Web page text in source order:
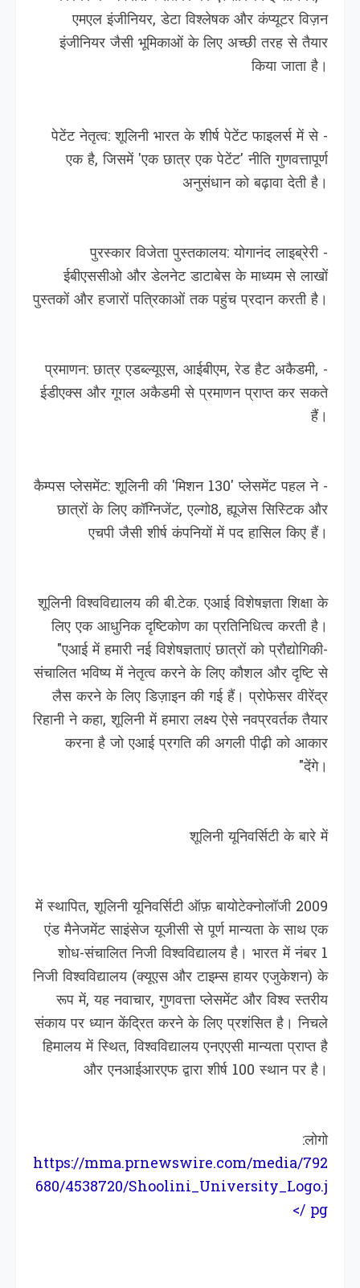
एमएल इंजीनियर, डेटा विश्लेषक और कंप्यूटर विज़न
इंजीनियर जैसी भूमिकाओं के लिए अच्छी तरह से तैयार
किया जाता है।
- पेटेंट नेतृत्व: शूलिनी भारत के शीर्ष पेटेंट फाइलर्स में से
एक है, जिसमें 'एक छात्र एक पेटेंट' नीति गुणवत्तापूर्ण
अनुसंधान को बढ़ावा देती है।
- पुरस्कार विजेता पुस्तकालय: योगानंद लाइब्रेरी
ईबीएससीओ और डेलनेट डाटाबेस के माध्यम से लाखों
पुस्तकों और हजारों पत्रिकाओं तक पहुंच प्रदान करती है।
- प्रमाणन: छात्र एडब्ल्यूएस, आईबीएम, रेड हैट अकैडमी,
ईडीएक्स और गूगल अकैडमी से प्रमाणन प्राप्त कर सकते
हैं।
- कैम्पस प्लेसमेंट: शूलिनी की 'मिशन 130' प्लेसमेंट पहल ने
छात्रों के लिए कॉग्निजेंट, एल्गो8, ह्यूजेस सिस्टिक और
एचपी जैसी शीर्ष कंपनियों में पद हासिल किए हैं।
शूलिनी विश्वविद्यालय की बी.टेक. एआई विशेषज्ञता शिक्षा के
लिए एक आधुनिक दृष्टिकोण का प्रतिनिधित्व करती है।
"एआई में हमारी नई विशेषज्ञताएं छात्रों को प्रौद्योगिकी-
संचालित भविष्य में नेतृत्व करने के लिए कौशल और दृष्टि से
लैस करने के लिए डिज़ाइन की गई हैं। प्रोफेसर वीरेंद्र
रिहानी ने कहा, शूलिनी में हमारा लक्ष्य ऐसे नवप्रवर्तक तैयार
करना है जो एआई प्रगति की अगली पीढ़ी को आकार
देंगे।"
शूलिनी यूनिवर्सिटी के बारे में
2009 में स्थापित, शूलिनी यूनिवर्सिटी ऑफ़ बायोटेक्नोलॉजी
एंड मैनेजमेंट साइंसेज यूजीसी से पूर्ण मान्यता के साथ एक
शोध-संचालित निजी विश्वविद्यालय है। भारत में नंबर 1
निजी विश्वविद्यालय (क्यूएस और टाइम्स हायर एजुकेशन) के
रूप में, यह नवाचार, गुणवत्ता प्लेसमेंट और विश्व स्तरीय
संकाय पर ध्यान केंद्रित करने के लिए प्रशंसित है। निचले
हिमालय में स्थित, विश्वविद्यालय एनएएसी मान्यता प्राप्त है
और एनआईआरएफ द्वारा शीर्ष 100 स्थान पर है।
लोगो:
https://mma.prnewswire.com/media/792
680/4538720/Shoolini_University_Logo.j
pg
/>